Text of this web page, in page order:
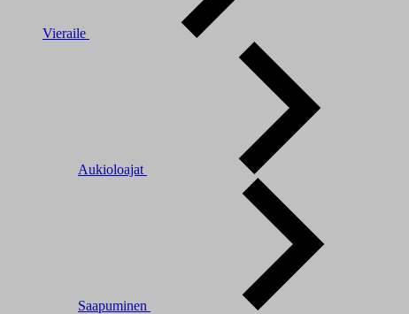
Vieraile
Aukioloajat
Saapuminen